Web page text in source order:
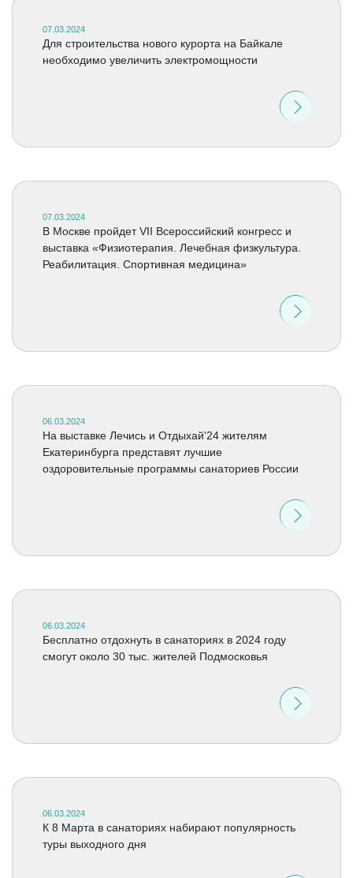
07.03.2024
Для строительства нового курорта на Байкале
необходимо увеличить электромощности
07.03.2024
В Москве пройдет VII Всероссийский конгресс и
выставка «Физиотерапия. Лечебная физкультура.
Реабилитация. Спортивная медицина»
06.03.2024
На выставке Лечись и Отдыхай'24 жителям
Екатеринбурга представят лучшие
оздоровительные программы санаториев России
06.03.2024
Бесплатно отдохнуть в санаториях в 2024 году
смогут около 30 тыс. жителей Подмосковья
06.03.2024
К 8 Марта в санаториях набирают популярность
туры выходного дня